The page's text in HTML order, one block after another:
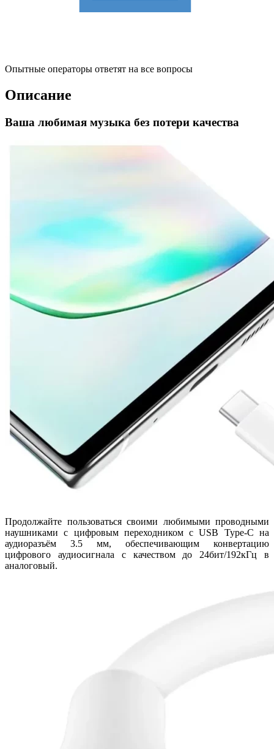
Опытные операторы ответят на все вопросы
Описание
Ваша любимая музыка без потери качества
Продолжайте пользоваться своими любимыми проводными
наушниками с цифровым переходником с USB Type-C на
аудиоразъём 3.5 мм, обеспечивающим конвертацию
цифрового аудиосигнала с качеством до 24бит/192кГц в
аналоговый.